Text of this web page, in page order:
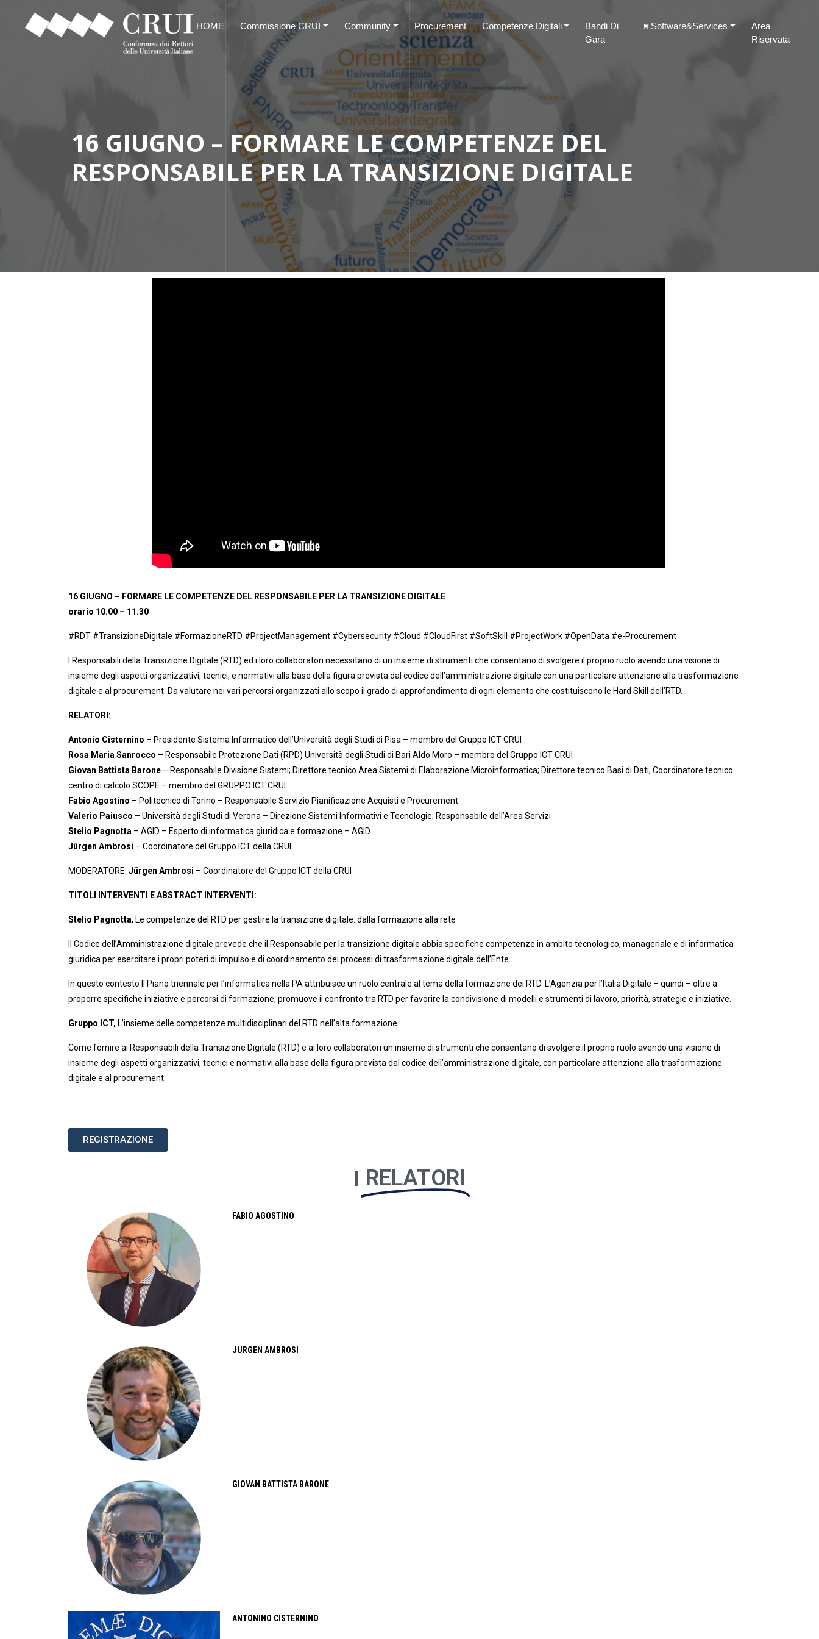
HOME Commissione CRUI Community Procurement Competenze Digitali
Bandi Di
Gara
Software&Services
Area
Riservata
16 GIUGNO – FORMARE LE COMPETENZE DEL
RESPONSABILE PER LA TRANSIZIONE DIGITALE
16 GIUGNO – FORMARE LE COMPETENZE DEL RESPONSABILE PER LA TRANSIZIONE DIGITALE
orario 10.00 – 11.30
#RDT #TransizioneDigitale #FormazioneRTD #ProjectManagement #Cybersecurity #Cloud #CloudFirst #SoftSkill #ProjectWork #OpenData #e-Procurement
I Responsabili della Transizione Digitale (RTD) ed i loro collaboratori necessitano di un insieme di strumenti che consentano di svolgere il proprio ruolo avendo una visione di
insieme degli aspetti organizzativi, tecnici, e normativi alla base della figura prevista dal codice dell’amministrazione digitale con una particolare attenzione alla trasformazione
digitale e al procurement. Da valutare nei vari percorsi organizzati allo scopo il grado di approfondimento di ogni elemento che costituiscono le Hard Skill dell’RTD.
RELATORI:
Antonio Cisternino – Presidente Sistema Informatico dell’Università degli Studi di Pisa – membro del Gruppo ICT CRUI
Rosa Maria Sanrocco – Responsabile Protezione Dati (RPD) Università degli Studi di Bari Aldo Moro – membro del Gruppo ICT CRUI
Giovan Battista Barone – Responsabile Divisione Sistemi; Direttore tecnico Area Sistemi di Elaborazione Microinformatica; Direttore tecnico Basi di Dati; Coordinatore tecnico
centro di calcolo SCOPE – membro del GRUPPO ICT CRUI
Fabio Agostino – Politecnico di Torino – Responsabile Servizio Pianificazione Acquisti e Procurement
Valerio Paiusco – Università degli Studi di Verona – Direzione Sistemi Informativi e Tecnologie; Responsabile dell’Area Servizi
Stelio Pagnotta – AGID – Esperto di informatica giuridica e formazione – AGID
Jürgen Ambrosi – Coordinatore del Gruppo ICT della CRUI
MODERATORE: Jürgen Ambrosi – Coordinatore del Gruppo ICT della CRUI
TITOLI INTERVENTI E ABSTRACT INTERVENTI:
Stelio Pagnotta, Le competenze del RTD per gestire la transizione digitale: dalla formazione alla rete
Il Codice dell’Amministrazione digitale prevede che il Responsabile per la transizione digitale abbia specifiche competenze in ambito tecnologico, manageriale e di informatica
giuridica per esercitare i propri poteri di impulso e di coordinamento dei processi di trasformazione digitale dell’Ente.
In questo contesto Il Piano triennale per l’informatica nella PA attribuisce un ruolo centrale al tema della formazione dei RTD. L’Agenzia per l’Italia Digitale – quindi – oltre a
proporre specifiche iniziative e percorsi di formazione, promuove il confronto tra RTD per favorire la condivisione di modelli e strumenti di lavoro, priorità, strategie e iniziative.
Gruppo ICT, L’insieme delle competenze multidisciplinari del RTD nell’alta formazione
Come fornire ai Responsabili della Transizione Digitale (RTD) e ai loro collaboratori un insieme di strumenti che consentano di svolgere il proprio ruolo avendo una visione di
insieme degli aspetti organizzativi, tecnici e normativi alla base della figura prevista dal codice dell’amministrazione digitale, con particolare attenzione alla trasformazione
digitale e al procurement.
REGISTRAZIONE
I RELATORI
FABIO AGOSTINO
JURGEN AMBROSI
GIOVAN BATTISTA BARONE
ANTONINO CISTERNINO